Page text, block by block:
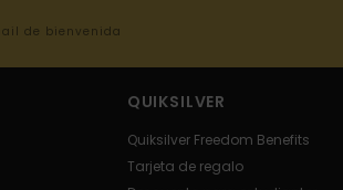
de bienvenida
QUIKSILVER
Quiksilver Freedom Benefits
Tarjeta de regalo